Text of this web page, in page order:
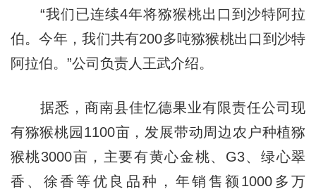
“我们已连续4年将猕猴桃出口到沙特阿拉
伯。今年，我们共有200多吨猕猴桃出口到沙特
阿拉伯。”公司负责人王武介绍。
据悉，商南县佳忆德果业有限责任公司现
有猕猴桃园1100亩，发展带动周边农户种植猕
猴桃3000亩，主要有黄心金桃、G3、绿心翠
香、徐香等优良品种，年销售额1000多万